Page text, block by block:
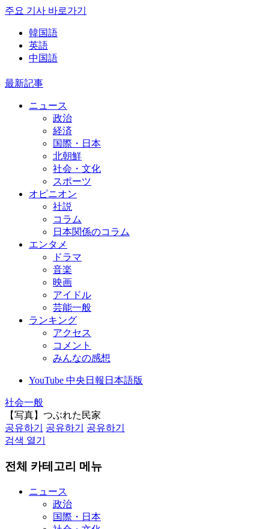
주요 기사 바로가기
韓国語
英語
中国語
最新記事
ニュース
政治
経済
国際・日本
北朝鮮
社会・文化
スポーツ
オピニオン
社説
コラム
日本関係のコラム
エンタメ
ドラマ
音楽
映画
アイドル
芸能一般
ランキング
アクセス
コメント
みんなの感想
YouTube 中央日報日本語版
社会一般
【写真】つぶれた民家
공유하기
공유하기
공유하기
검색 열기
전체 카테고리 메뉴
ニュース
政治
国際・日本